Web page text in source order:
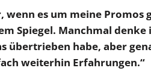
es um meine Promos
Spiegel. Manchmal denke
übertrieben habe, aber
weiterhin Erfahrungen.“